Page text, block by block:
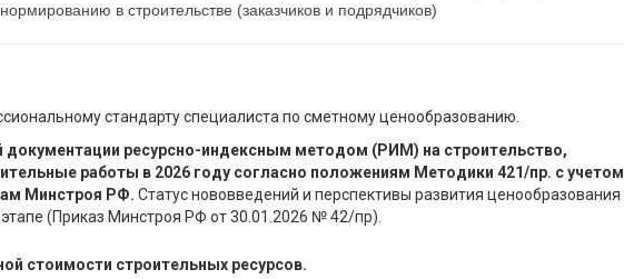
в строительстве (заказчиков и подрядчиков)
стандарту специалиста по сметному ценообразованию.
документации ресурсно-индексным методом (РИМ) на строительство,
работы в 2026 году согласно положениям Методики 421/пр. с учетом
Минстроя РФ. Статус нововведений и перспективы развития ценообразования
(Приказ Минстроя РФ от 30.01.2026 № 42/пр).
стоимости строительных ресурсов.